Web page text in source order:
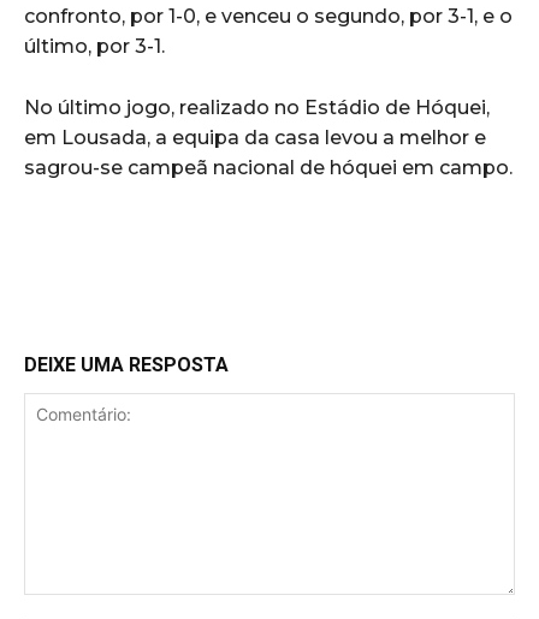
confronto, por 1-0, e venceu o segundo, por 3-1, e o
último, por 3-1.
No último jogo, realizado no Estádio de Hóquei,
em Lousada, a equipa da casa levou a melhor e
sagrou-se campeã nacional de hóquei em campo.
DEIXE UMA RESPOSTA